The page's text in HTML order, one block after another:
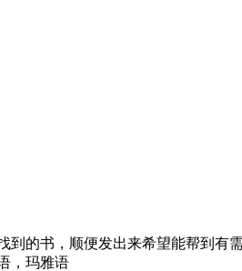
到的书，顺便发出来希望能帮到
，玛雅语